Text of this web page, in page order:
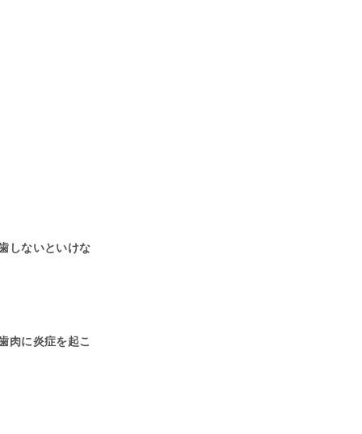
しないといけな
肉に炎症を起こ